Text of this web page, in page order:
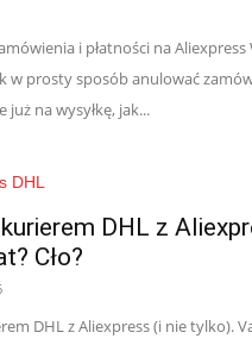
i płatności na
w prosty sposób anulować
już na wysyłkę, jak...
DHL z
Cło?
DHL z Aliexpress (i nie tylko).